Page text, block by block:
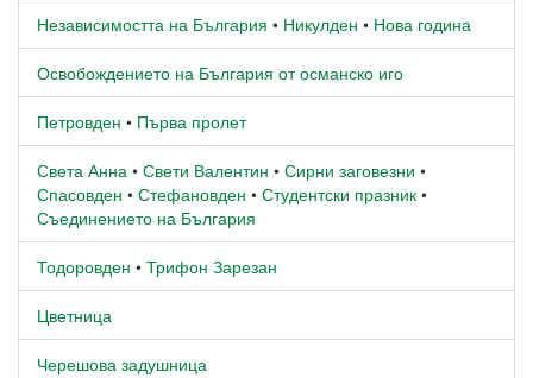
Независимостта на България • Никулден • Нова година
Освобождението на България от османско иго
Петровден • Първа пролет
Света Анна • Свети Валентин • Сирни заговезни •
Спасовден • Стефановден • Студентски празник •
Съединението на България
Тодоровден • Трифон Зарезан
Цветница
Черешова задушница